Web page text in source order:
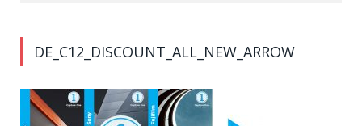
DE_C12_DISCOUNT_ALL_NEW_ARROW